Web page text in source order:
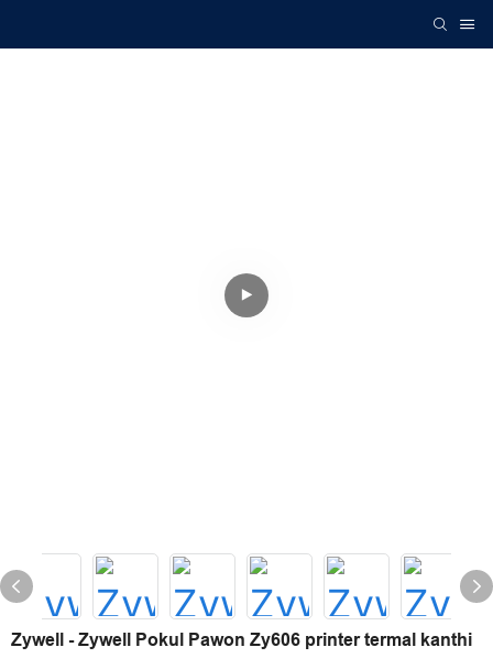
Zywell - Zywell Pokul Pawon Zy606 printer termal kanthi